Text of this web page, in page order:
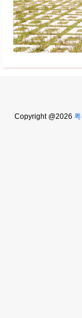
Copyright @2026